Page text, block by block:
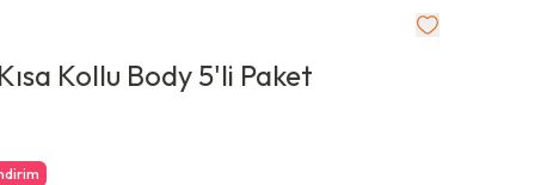
Kollu Body 5'li Paket